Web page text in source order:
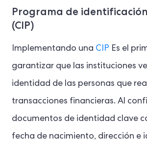
Programa de
(CIP)
Implementando una CIP Es el
garantizar que las instituciones
identidad de las personas que
transacciones financieras. Al
documentos de identidad clave
fecha de nacimiento, dirección e